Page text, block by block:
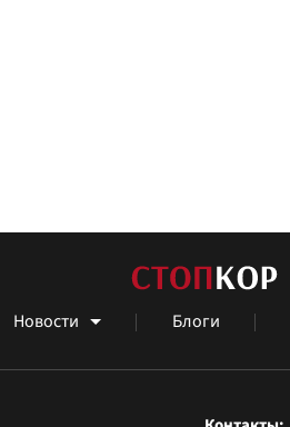
Новости Блоги